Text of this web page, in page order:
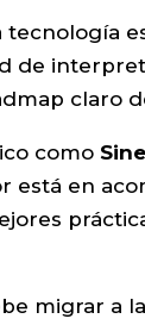
de
claro
como
en
migrar a